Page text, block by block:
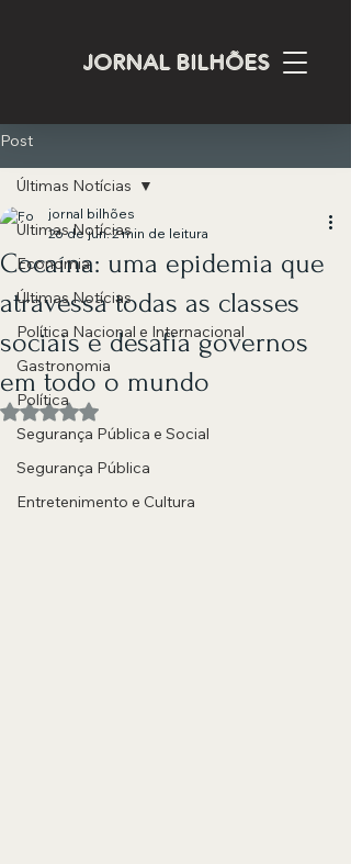
JORNAL BILHÕES
Post
Últimas Notícias
Economia
Últimas Notícias
Política Nacional e Internacional
Gastronomia
Política
Segurança Pública e Social
Segurança Pública
Entretenimento e Cultura
Últimas Notícias
Cocaína: uma epidemia que
atravessa todas as classes
sociais e desafia governos
em todo o mundo
jornal bilhões
26 de jun.2 min de leitura
Avaliado com NaN de 5 estrelas.